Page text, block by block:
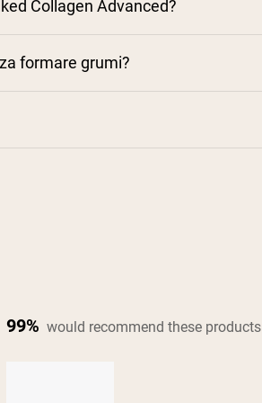
Collagen Advanced?
formare grumi?
99% would recommend these products